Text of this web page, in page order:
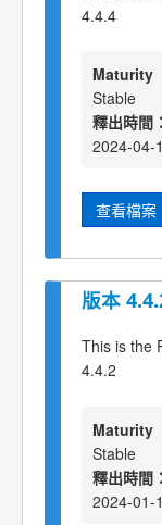
4.4.4
Maturity
Stable
釋出時間：
2024-04-
查看檔案
版本
This is the
4.4.2
Maturity
Stable
釋出時間：
2024-01-